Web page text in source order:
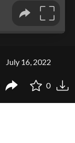
July 16, 2022
0